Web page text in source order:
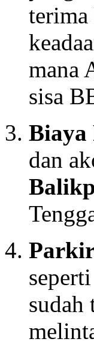
terima
mana
sisa
Biaya
dan
sudah